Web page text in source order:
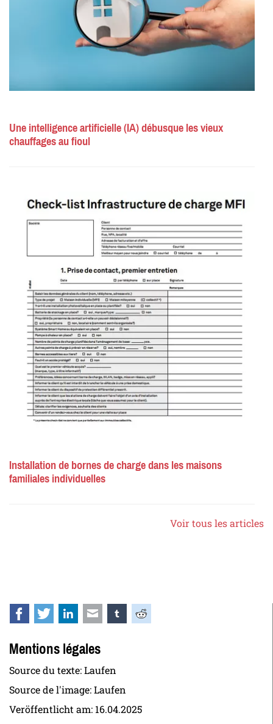
Une intelligence artificielle (IA) débusque les vieux
chauffages au fioul
Installation de bornes de charge dans les maisons
familiales individuelles
Voir tous les articles
Facebook
TwitterLinkedInE-mail tumblrReddit
Mentions légales
Source du texte: Laufen
Source de l'image: Laufen
Veröffentlicht am: 16.04.2025